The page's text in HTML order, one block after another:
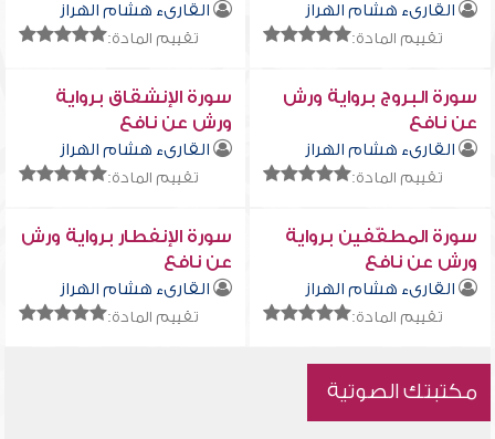
القارىء هشام الهراز
تقييم المادة:
القارىء هشام الهراز
تقييم المادة:
سورة البروج برواية ورش
عن نافع
القارىء هشام الهراز
تقييم المادة:
سورة الإنشقاق برواية
ورش عن نافع
القارىء هشام الهراز
تقييم المادة:
سورة المطفّفين برواية
ورش عن نافع
القارىء هشام الهراز
تقييم المادة:
سورة الإنفطار برواية ورش
عن نافع
القارىء هشام الهراز
تقييم المادة:
مكتبتك الصوتية